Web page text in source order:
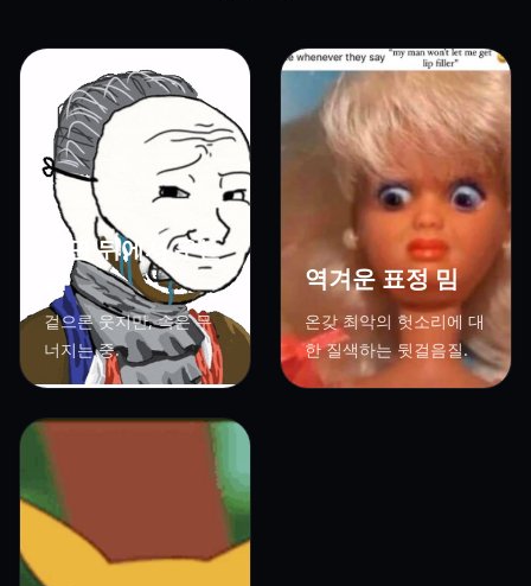
가면 뒤에서 우는
밈
겉으론 웃지만, 속은 무
너지는 중.
역겨운 표정 밈
온갖 최악의 헛소리에 대
한 질색하는 뒷걸음질.